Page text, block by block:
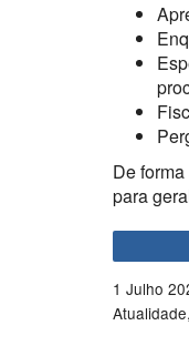
De
para
1 Julho
Atualidade